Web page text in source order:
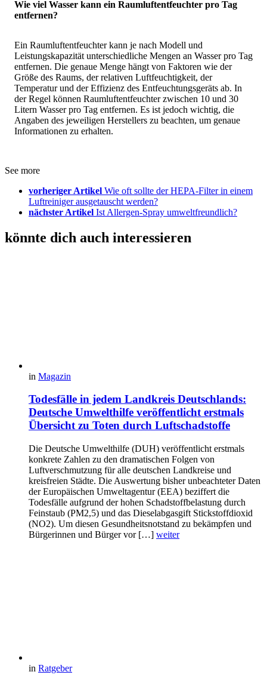
Wie viel Wasser kann ein Raumluftentfeuchter pro Tag
entfernen?
Ein Raumluftentfeuchter kann je nach Modell und
Leistungskapazität unterschiedliche Mengen an Wasser pro Tag
entfernen. Die genaue Menge hängt von Faktoren wie der
Größe des Raums, der relativen Luftfeuchtigkeit, der
Temperatur und der Effizienz des Entfeuchtungsgeräts ab. In
der Regel können Raumluftentfeuchter zwischen 10 und 30
Litern Wasser pro Tag entfernen. Es ist jedoch wichtig, die
Angaben des jeweiligen Herstellers zu beachten, um genaue
Informationen zu erhalten.
See more
vorheriger Artikel Wie oft sollte der HEPA-Filter in einem
Luftreiniger ausgetauscht werden?
nächster Artikel Ist Allergen-Spray umweltfreundlich?
könnte dich auch interessieren
in Magazin
Todesfälle in jedem Landkreis Deutschlands:
Deutsche Umwelthilfe veröffentlicht erstmals
Übersicht zu Toten durch Luftschadstoffe
Die Deutsche Umwelthilfe (DUH) veröffentlicht erstmals
konkrete Zahlen zu den dramatischen Folgen von
Luftverschmutzung für alle deutschen Landkreise und
kreisfreien Städte. Die Auswertung bisher unbeachteter Daten
der Europäischen Umweltagentur (EEA) beziffert die
Todesfälle aufgrund der hohen Schadstoffbelastung durch
Feinstaub (PM2,5) und das Dieselabgasgift Stickstoffdioxid
(NO2). Um diesen Gesundheitsnotstand zu bekämpfen und
Bürgerinnen und Bürger vor […] weiter
in Ratgeber